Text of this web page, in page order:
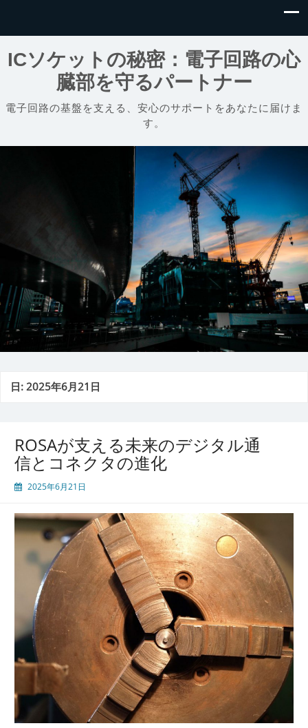
ICソケットの秘密：電子回路の心
臓部を守るパートナー
電子回路の基盤を支える、安心のサポートをあなたに届けま
す。
日:2025年6月21日
ROSAが支える未来のデジタル通
信とコネクタの進化
2025年6月21日